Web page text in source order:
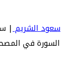
سعود الشريم